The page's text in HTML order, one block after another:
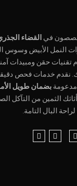
في القضاء
النمل الأبيض وسوس
تقنيات حقن ومبيدات
نقدم خدمات فحص
مدعومة بضمان طويل
الثمين من التآكل
لراحة البال التامة.